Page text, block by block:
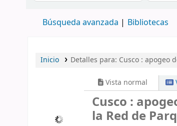
Búsqueda avanzada Bibliotecas
Inicio Detalles para: Cusco : apogeo
Vista normal
Cusco :
la Red de